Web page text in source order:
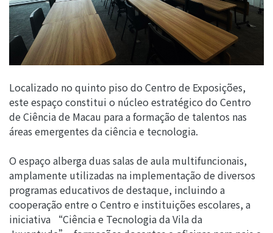
Localizado no quinto piso do Centro de Exposições,
este espaço constitui o núcleo estratégico do Centro
de Ciência de Macau para a formação de talentos nas
áreas emergentes da ciência e tecnologia.
O espaço alberga duas salas de aula multifuncionais,
amplamente utilizadas na implementação de diversos
programas educativos de destaque, incluindo a
cooperação entre o Centro e instituições escolares, a
iniciativa “Ciência e Tecnologia da Vila da